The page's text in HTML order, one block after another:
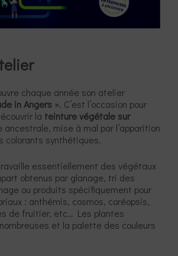
chaque année son atelier
in Angers ». C’est l’occasion pour
la teinture végétale sur
ancestrale, mise à mal par l’apparition
colorants synthétiques.
essentiellement des végétaux
obtenus par glanage, tri des
ou produits spécifiquement pour
: anthémis, cosmos, coréopsis,
de fruitier, etc… Les plantes
et la palette des couleurs